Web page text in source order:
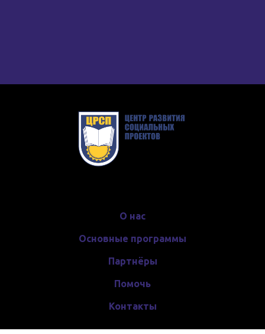
О нас
Основные программы
Партнёры
Помочь
Контакты